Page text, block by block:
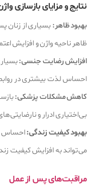
نتایج و مزایای بازسازی
بهبود ظاهر: بسیاری از زنان
ظاهر ناحیه واژن و افزایش
افزایش رضایت جنسی:
احساس لذت بیشتری در
کاهش مشکلات پزشکی:
بی‌اختیاری ادرار و
بهبود کیفیت زندگی:احساس
می‌تواند به افزایش کیفیت
مراقبت‌های پس از عمل